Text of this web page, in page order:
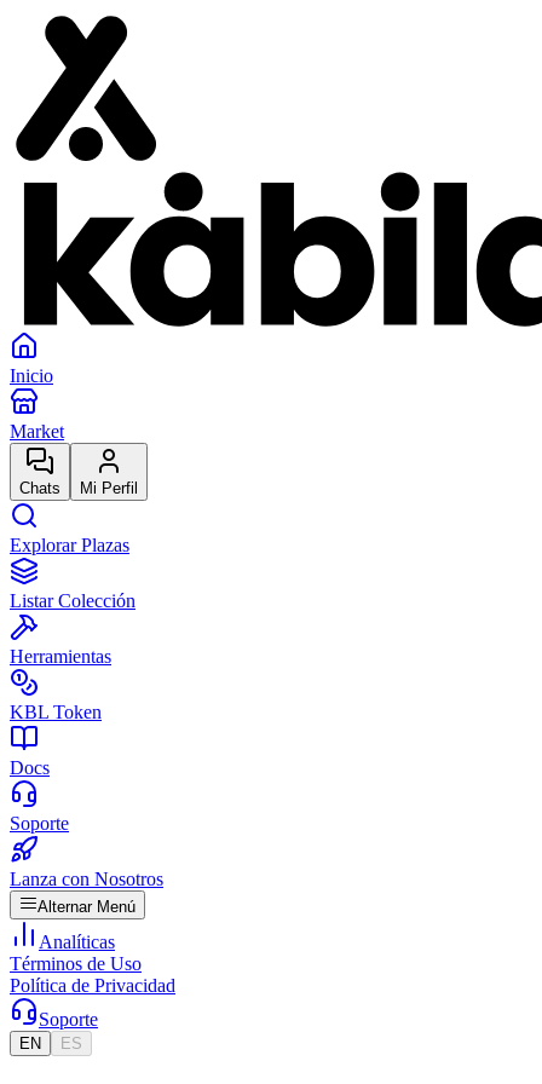
Inicio
Market
Chats Mi Perfil
Explorar Plazas
Listar Colección
Herramientas
KBL Token
Docs
Soporte
Lanza con Nosotros
Alternar Menú
Analíticas
Términos de Uso
Política de Privacidad
Soporte
EN ES